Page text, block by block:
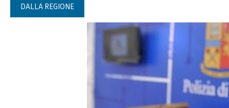
DALLA REGIONE